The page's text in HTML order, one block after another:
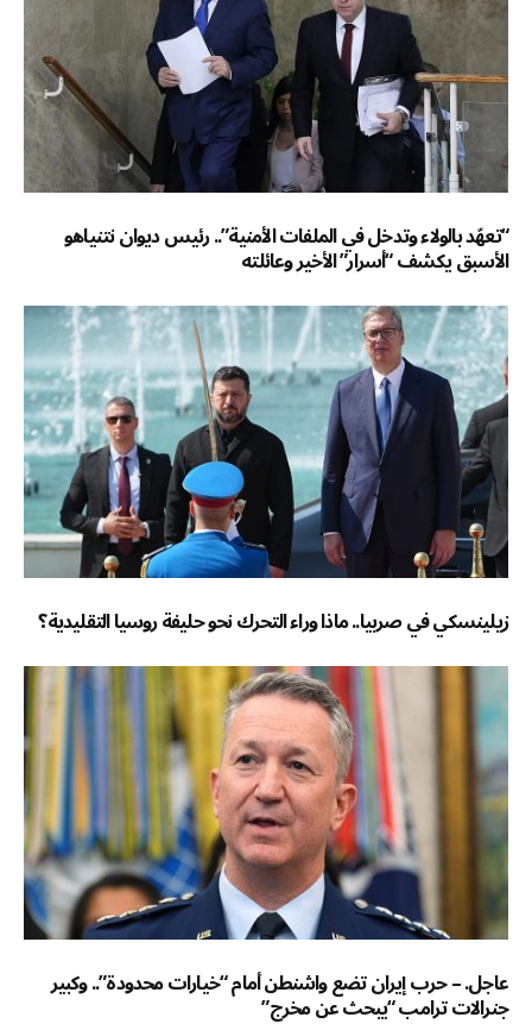
“تعهّد بالولاء وتدخل في الملفات الأمنية”.. رئيس ديوان نتنياهو
الأسبق يكشف “أسرار” الأخير وعائلته
زيلينسكي في صربيا.. ماذا وراء التحرك نحو حليفة روسيا التقليدية؟
عاجل. – حرب إيران تضع واشنطن أمام “خيارات محدودة”.. وكبير
جنرالات ترامب “يبحث عن مخرج”